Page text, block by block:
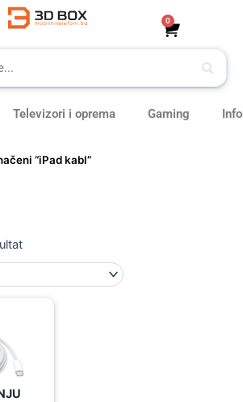
0
Cart
Televizori i oprema Gaming
“iPad kabl”